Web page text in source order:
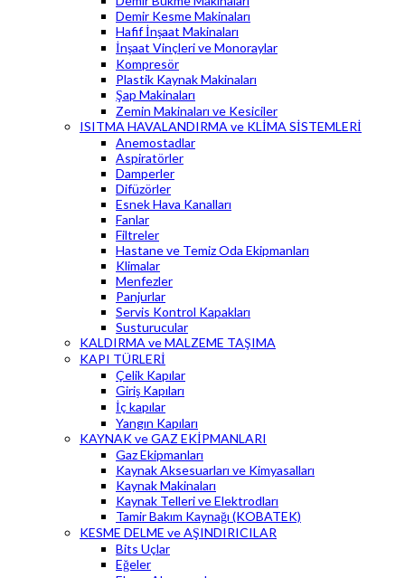
Demir Kesme Makinaları
Hafif İnşaat Makinaları
İnşaat Vinçleri ve Monoraylar
Kompresör
Plastik Kaynak Makinaları
Şap Makinaları
Zemin Makinaları ve Kesiciler
ISITMA HAVALANDIRMA ve KLİMA SİSTEMLERİ
Anemostadlar
Aspiratörler
Damperler
Difüzörler
Esnek Hava Kanalları
Fanlar
Filtreler
Hastane ve Temiz Oda Ekipmanları
Klimalar
Menfezler
Panjurlar
Servis Kontrol Kapakları
Susturucular
KALDIRMA ve MALZEME TAŞIMA
KAPI TÜRLERİ
Çelik Kapılar
Giriş Kapıları
İç kapılar
Yangın Kapıları
KAYNAK ve GAZ EKİPMANLARI
Gaz Ekipmanları
Kaynak Aksesuarları ve Kimyasalları
Kaynak Makinaları
Kaynak Telleri ve Elektrodları
Tamir Bakım Kaynağı (KOBATEK)
KESME DELME ve AŞINDIRICILAR
Bits Uçlar
Eğeler